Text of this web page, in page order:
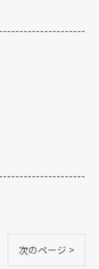
次のページ >